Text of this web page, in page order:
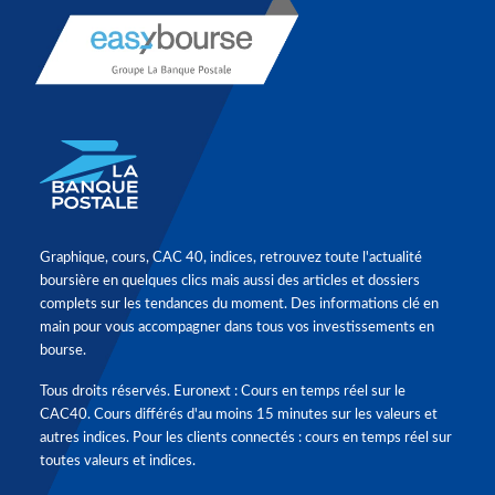
Graphique, cours, CAC 40, indices, retrouvez toute l'actualité
boursière en quelques clics mais aussi des articles et dossiers
complets sur les tendances du moment. Des informations clé en
main pour vous accompagner dans tous vos investissements en
bourse.
Tous droits réservés. Euronext : Cours en temps réel sur le
CAC40. Cours différés d'au moins 15 minutes sur les valeurs et
autres indices. Pour les clients connectés : cours en temps réel sur
toutes valeurs et indices.